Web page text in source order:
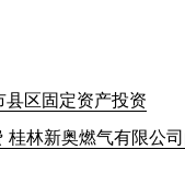
区固定资产投资
桂林新奥燃气有限公